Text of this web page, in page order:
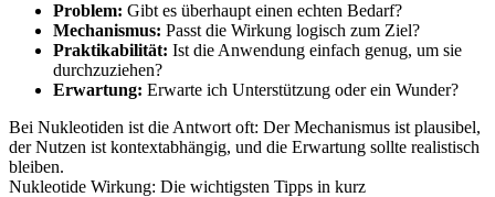
Problem: Gibt es überhaupt einen echten Bedarf?
Mechanismus: Passt die Wirkung logisch zum Ziel?
Praktikabilität: Ist die Anwendung einfach genug, um sie
durchzuziehen?
Erwartung: Erwarte ich Unterstützung oder ein Wunder?
Bei Nukleotiden ist die Antwort oft: Der Mechanismus ist plausibel,
der Nutzen ist kontextabhängig, und die Erwartung sollte realistisch
bleiben.
Nukleotide Wirkung: Die wichtigsten Tipps in kurz